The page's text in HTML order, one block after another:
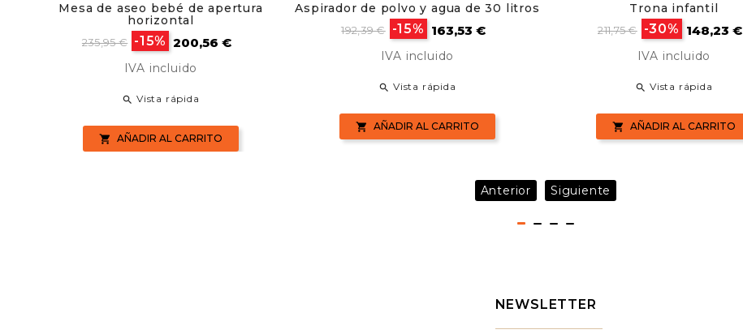
Mesa de aseo bebé de apertura
horizontal
Precio
235,95 € -15% Precio
200,56 €
IVA incluido
 Vista rápida
 AÑADIR AL CARRITO
Aspirador de polvo y agua de 30 litros
Precio
192,39 € -15% Precio
163,53 €
IVA incluido
 Vista rápida
 AÑADIR AL CARRITO
Trona infantil
Precio
211,75 € -30% Precio
148,23 €
IVA incluido
 Vista rápida
 AÑADIR AL CARRITO
Anterior Siguiente
NEWSLETTER